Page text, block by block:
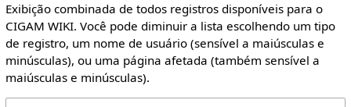
Exibição combinada de todos registros disponíveis para o
CIGAM WIKI. Você pode diminuir a lista escolhendo um tipo
de registro, um nome de usuário (sensível a maiúsculas e
minúsculas), ou uma página afetada (também sensível a
maiúsculas e minúsculas).